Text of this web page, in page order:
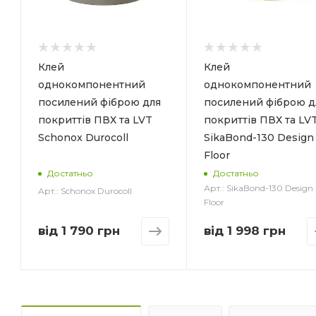
Клей
однокомпонентний
посилений фіброю для
покриттів ПВХ та LVT
Schonox Durocoll
Достатньо
Арт.: Schonox Durocoll
від 1 790 грн
LVT,ПВХ, килими з
багатошарова
повсть
Навантаження
можливе через_
міцність ~72 год)
Витрата_
виду покриття
Клей
однокомпонентний
посилений фіброю
покриттів ПВХ та
SikaBond-130 Design
Floor
Достатньо
Арт.: SikaBond-130 Design
Floor
від 1 998 грн